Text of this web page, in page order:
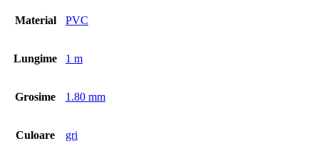
Material PVC
Lungime 1 m
Grosime 1.80 mm
Culoare gri